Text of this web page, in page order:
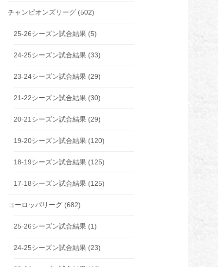
チャンピオンズリーグ (502)
25-26シーズン試合結果 (5)
24-25シーズン試合結果 (33)
23-24シーズン試合結果 (29)
21-22シーズン試合結果 (30)
20-21シーズン試合結果 (29)
19-20シーズン試合結果 (120)
18-19シーズン試合結果 (125)
17-18シーズン試合結果 (125)
ヨーロッパリーグ (682)
25-26シーズン試合結果 (1)
24-25シーズン試合結果 (23)